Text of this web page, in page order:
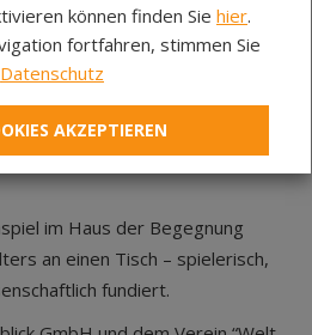
im Haus der Begegnung
an einen Tisch – spielerisch,
fundiert.
können finden Sie hier.
fortfahren, stimmen Sie
Datenschutz
AKZEPTIEREN